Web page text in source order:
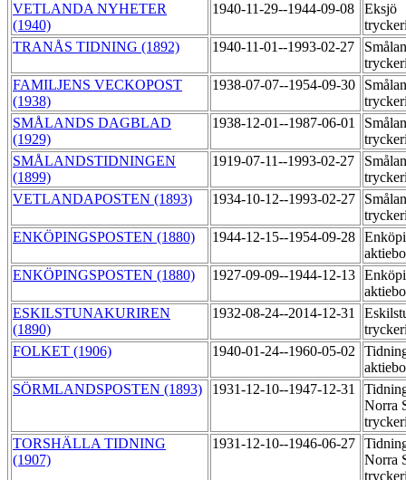
VETLANDA NYHETER
(1940)
1940-11-29--1944-09-08
Eksjö
TRANÅS TIDNING (1892)
1940-11-01--1993-02-27
FAMILJENS VECKOPOST
(1938)
1938-07-07--1954-09-30
SMÅLANDS DAGBLAD
(1929)
1938-12-01--1987-06-01
SMÅLANDSTIDNINGEN
(1899)
1919-07-11--1993-02-27
VETLANDAPOSTEN (1893)
1934-10-12--1993-02-27
ENKÖPINGSPOSTEN (1880)
1944-12-15--1954-09-28
ENKÖPINGSPOSTEN (1880)
1927-09-09--1944-12-13
ESKILSTUNAKURIREN
(1890)
1932-08-24--2014-12-31
FOLKET (1906)
1940-01-24--1960-05-02
SÖRMLANDSPOSTEN (1893)
1931-12-10--1947-12-31
Norra
TORSHÄLLA TIDNING
(1907)
1931-12-10--1946-06-27
Norra